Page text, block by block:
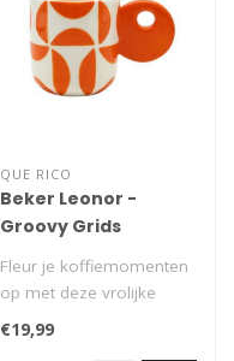
QUE RICO
Beker Leonor -
Groovy Grids
Fleur je koffiemomenten
op met deze vrolijke
keramieken mok van
€19,99